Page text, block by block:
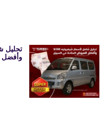
وأفضل